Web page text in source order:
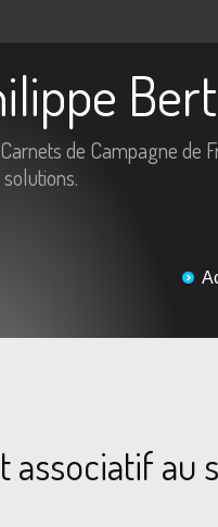
de Campagne de
associatif au